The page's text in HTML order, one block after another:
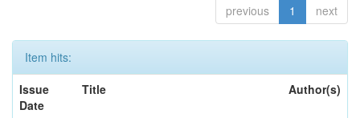
previous 1 next
Item hits:
Issue
Date
Title Author(s)